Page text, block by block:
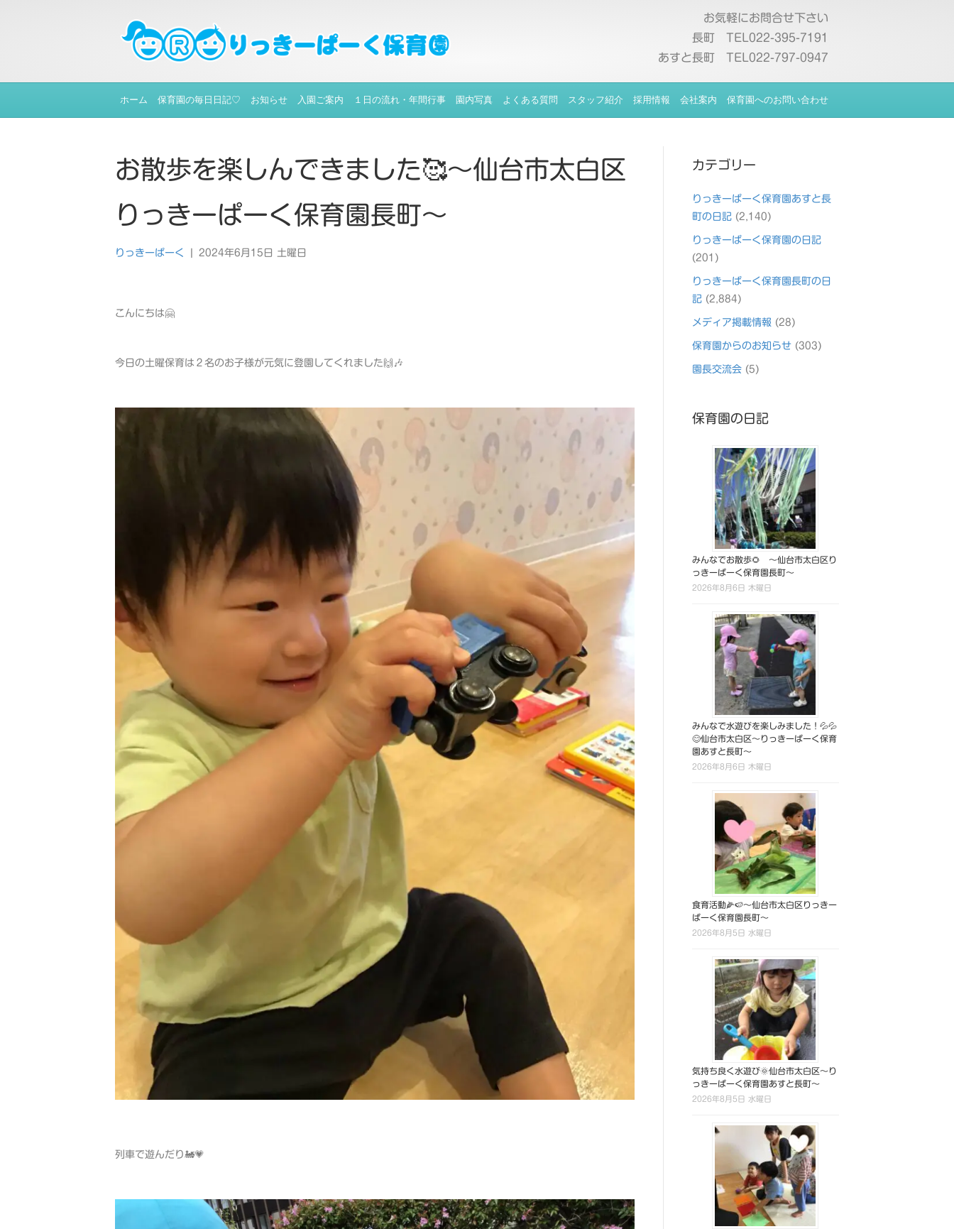
お気軽にお問合せ下さい
長町 TEL022-395-7191
あすと長町 TEL022-797-0947
ホーム 保育園の毎日日記♡ お知らせ 入園ご案内 １日の流れ・年間行事 園内写真 よくある質問 スタッフ紹介 採用情報 会社案内 保育園へのお問い合わせ
お散歩を楽しんできました🥰～仙台市太白区
りっきーぱーく保育園長町～
りっきーぱーく 2024年6月15日 土曜日
こんにちは🤗
今日の土曜保育は２名のお子様が元気に登園してくれました🙌🎶
列車で遊んだり🚂💗
カテゴリー
りっきーぱーく保育園あすと長
町の日記(2,140)
りっきーぱーく保育園の日記
(201)
りっきーぱーく保育園長町の日
記(2,884)
メディア掲載情報 (28)
保育園からのお知らせ(303)
園長交流会(5)
保育園の日記
みんなでお散歩🌻 ～仙台市太白区り
っきーぱーく保育園長町～
2026年8月6日 木曜日
みんなで水遊びを楽しみました！💦💦
😊仙台市太白区～りっきーぱーく保育
園あすと長町～
2026年8月6日 木曜日
食育活動🌽🍉～仙台市太白区りっきー
ぱーく保育園長町～
2026年8月5日 水曜日
気持ち良く水遊び🌞仙台市太白区～り
っきーぱーく保育園あすと長町～
2026年8月5日 水曜日